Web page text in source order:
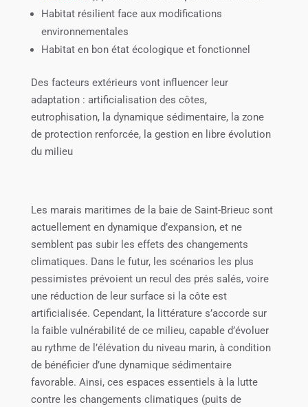
Habitat résilient face aux modifications
environnementales
Habitat en bon état écologique et fonctionnel
Des facteurs extérieurs vont influencer leur
adaptation : artificialisation des côtes,
eutrophisation, la dynamique sédimentaire, la zone
de protection renforcée, la gestion en libre évolution
du milieu
Les marais maritimes de la baie de Saint-Brieuc sont
actuellement en dynamique d’expansion, et ne
semblent pas subir les effets des changements
climatiques. Dans le futur, les scénarios les plus
pessimistes prévoient un recul des prés salés, voire
une réduction de leur surface si la côte est
artificialisée. Cependant, la littérature s’accorde sur
la faible vulnérabilité de ce milieu, capable d’évoluer
au rythme de l’élévation du niveau marin, à condition
de bénéficier d’une dynamique sédimentaire
favorable. Ainsi, ces espaces essentiels à la lutte
contre les changements climatiques (puits de